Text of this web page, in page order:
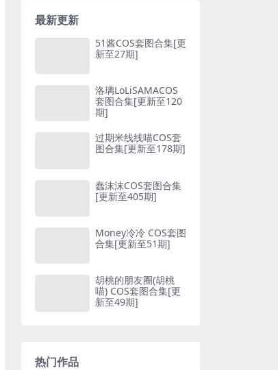
最新更新
51酱COS套图合集[更
新至27期]
洛璃LoLiSAMACOS
套图合集[更新至120
期]
过期米线线喵COS套
图合集[更新至178期]
蠢沫沫COS套图合集
[更新至405期]
Money冷冷 COS套图
合集[更新至51期]
胡桃的朋友圈(胡桃
喵) COS套图合集[更
新至49期]
热门作品